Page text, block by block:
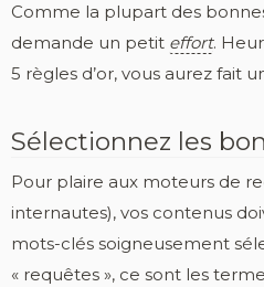
Comme la plupart des
demande un petit effort.
5 règles d’or, vous aurez fait
Sélectionnez les
Pour plaire aux moteurs de
internautes), vos contenus
mots-clés soigneusement
« requêtes », ce sont les